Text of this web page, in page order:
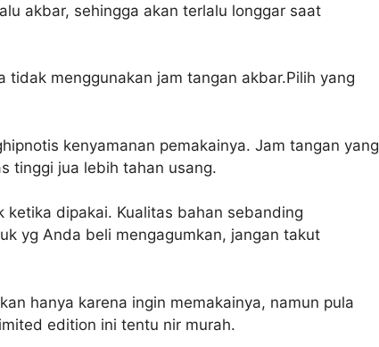
akbar, sehingga akan terlalu longgar saat
tidak menggunakan jam tangan akbar.Pilih yang
kenyamanan pemakainya. Jam tangan yang
tinggi jua lebih tahan usang.
ketika dipakai. Kualitas bahan sebanding
yg Anda beli mengagumkan, jangan takut
hanya karena ingin memakainya, namun pula
edition ini tentu nir murah.